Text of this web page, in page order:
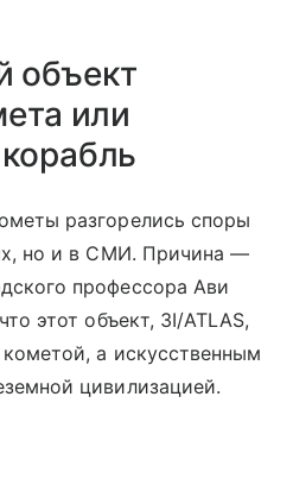
объект
или
разгорелись споры
но и в СМИ. Причина —
профессора Ави
этот объект, 3I/ATLAS,
а искусственным
цивилизацией.